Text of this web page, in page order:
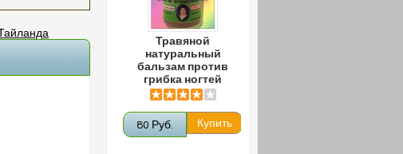
Травяной
натуральный
бальзам против
грибка ногтей
80 Руб.